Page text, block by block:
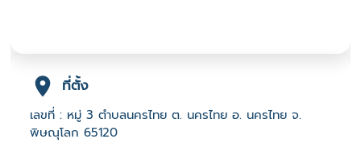
ที่ตั้ง
เลขที่ : หมู่ 3 ตำบลนครไทย ต. นครไทย อ. นครไทย จ.
พิษณุโลก 65120